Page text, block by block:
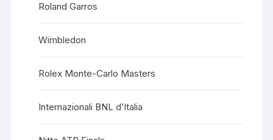
Roland Garros
Wimbledon
Rolex Monte-Carlo Masters
Internazionali BNL d’Italia